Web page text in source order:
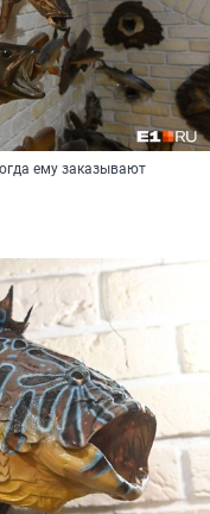
ему заказывают